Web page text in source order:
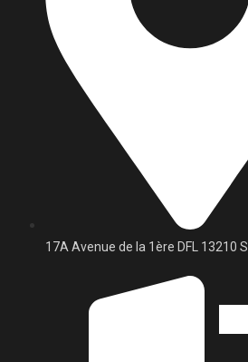
17A Avenue de la 1ère DFL 13210